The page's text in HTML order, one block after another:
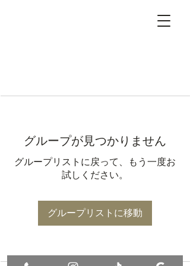
グループが見つかりません
グループリストに戻って、もう一度お
試しください。
グループリストに移動